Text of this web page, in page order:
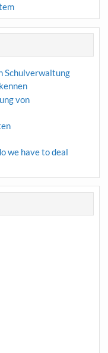
Schulverwaltung
von
we have to deal